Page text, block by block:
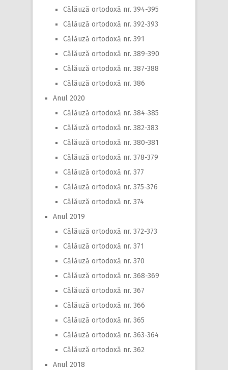
Călăuză ortodoxă nr. 394-395
Călăuză ortodoxă nr. 392-393
Călăuză ortodoxă nr. 391
Călăuză ortodoxă nr. 389-390
Călăuză ortodoxă nr. 387-388
Călăuză ortodoxă nr. 386
Anul 2020
Călăuză ortodoxă nr. 384-385
Călăuză ortodoxă nr. 382-383
Călăuză ortodoxă nr. 380-381
Călăuză ortodoxă nr. 378-379
Călăuză ortodoxă nr. 377
Călăuză ortodoxă nr. 375-376
Călăuză ortodoxă nr. 374
Anul 2019
Călăuză ortodoxă nr. 372-373
Călăuză ortodoxă nr. 371
Călăuză ortodoxă nr. 370
Călăuză ortodoxă nr. 368-369
Călăuză ortodoxă nr. 367
Călăuză ortodoxă nr. 366
Călăuză ortodoxă nr. 365
Călăuză ortodoxă nr. 363-364
Călăuză ortodoxă nr. 362
Anul 2018